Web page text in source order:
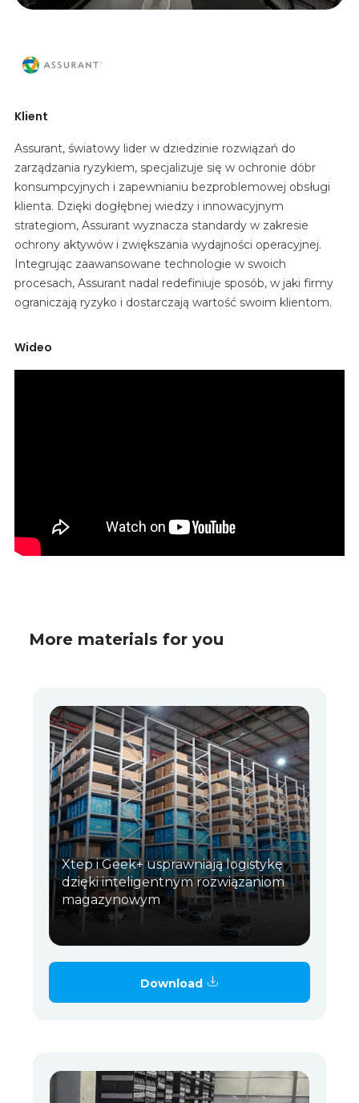
Klient
Assurant, światowy lider w dziedzinie rozwiązań do
zarządzania ryzykiem, specjalizuje się w ochronie dóbr
konsumpcyjnych i zapewnianiu bezproblemowej obsługi
klienta. Dzięki dogłębnej wiedzy i innowacyjnym
strategiom, Assurant wyznacza standardy w zakresie
ochrony aktywów i zwiększania wydajności operacyjnej.
Integrując zaawansowane technologie w swoich
procesach, Assurant nadal redefiniuje sposób, w jaki firmy
ograniczają ryzyko i dostarczają wartość swoim klientom.
Wideo
More materials for you
Xtep i Geek+ usprawniają logistykę
dzięki inteligentnym rozwiązaniom
magazynowym
Download